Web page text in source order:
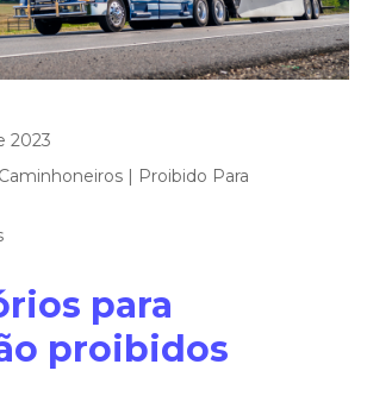
2023
Caminhoneiros
Proibido Para
para
proibidos